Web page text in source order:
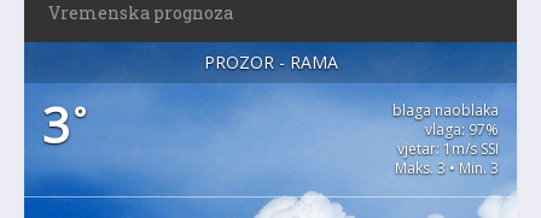
Vremenska prognoza
PROZOR - RAMA
3°
blaga naoblaka
vlaga: 97%
vjetar: 1m/s SSI
Maks. 3 • Min. 3